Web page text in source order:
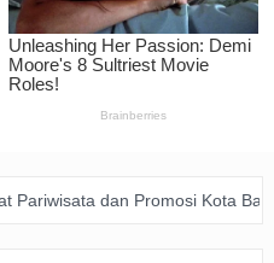
dan Promosi Kota Bandung